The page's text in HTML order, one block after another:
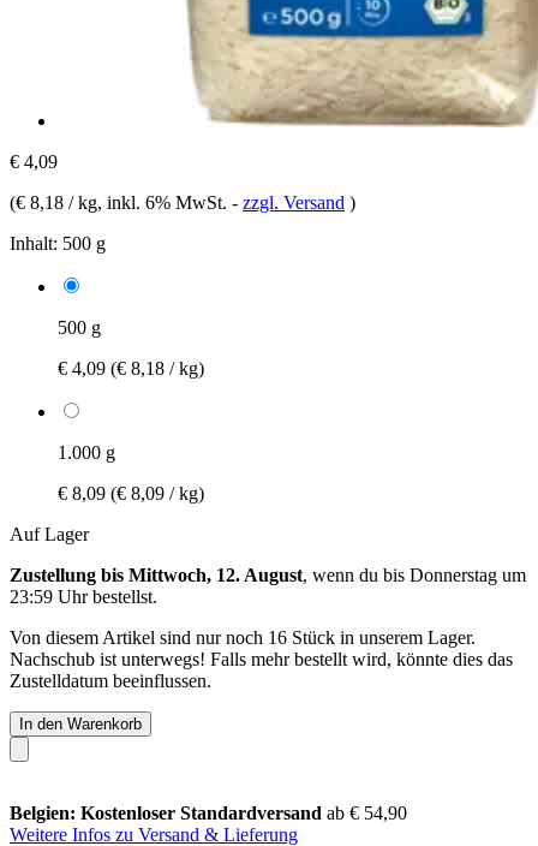
€ 4,09
(€ 8,18 / kg, inkl. 6% MwSt. - zzgl. Versand )
Inhalt: 500 g
500 g
€ 4,09 (€ 8,18 / kg)
1.000 g
€ 8,09 (€ 8,09 / kg)
Auf Lager
Zustellung bis Mittwoch, 12. August, wenn du bis Donnerstag um
23:59 Uhrbestellst.
Von diesem Artikel sind nur noch 16 Stück in unserem Lager.
Nachschub ist unterwegs! Falls mehr bestellt wird, könnte dies das
Zustelldatum beeinflussen.
In den Warenkorb
Belgien: Kostenloser Standardversand ab € 54,90
Weitere Infos zu Versand & Lieferung